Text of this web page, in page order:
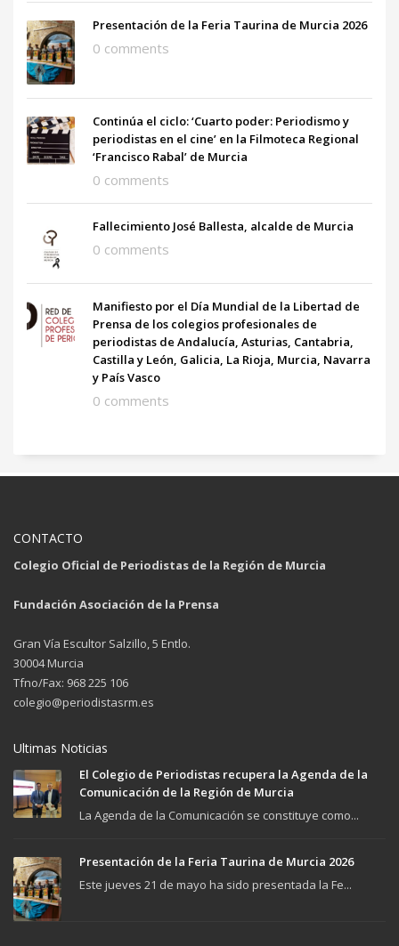
Presentación de la Feria Taurina de Murcia 2026
0 comments
Continúa el ciclo: ‘Cuarto poder: Periodismo y
periodistas en el cine’ en la Filmoteca Regional
‘Francisco Rabal’ de Murcia
0 comments
Fallecimiento José Ballesta, alcalde de Murcia
0 comments
Manifiesto por el Día Mundial de la Libertad de
Prensa de los colegios profesionales de
periodistas de Andalucía, Asturias, Cantabria,
Castilla y León, Galicia, La Rioja, Murcia, Navarra
y País Vasco
0 comments
CONTACTO
Colegio Oficial de Periodistas de la Región de Murcia
Fundación Asociación de la Prensa
Gran Vía Escultor Salzillo, 5 Entlo.
30004 Murcia
Tfno/Fax: 968 225 106
colegio@periodistasrm.es
Ultimas Noticias
El Colegio de Periodistas recupera la Agenda de la
Comunicación de la Región de Murcia
La Agenda de la Comunicación se constituye como...
Presentación de la Feria Taurina de Murcia 2026
Este jueves 21 de mayo ha sido presentada la Fe...